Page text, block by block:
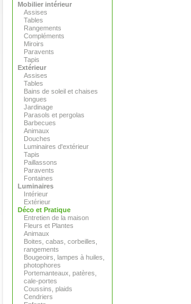
Mobilier intérieur
Assises
Tables
Rangements
Compléments
Miroirs
Paravents
Tapis
Extérieur
Assises
Tables
Bains de soleil et chaises
longues
Jardinage
Parasols et pergolas
Barbecues
Animaux
Douches
Luminaires d'extérieur
Tapis
Paillassons
Paravents
Fontaines
Luminaires
Intérieur
Extérieur
Déco et Pratique
Entretien de la maison
Fleurs et Plantes
Animaux
Boites, cabas, corbeilles,
rangements
Bougeoirs, lampes à huiles,
photophores
Portemanteaux, patères,
cale-portes
Coussins, plaids
Cendriers